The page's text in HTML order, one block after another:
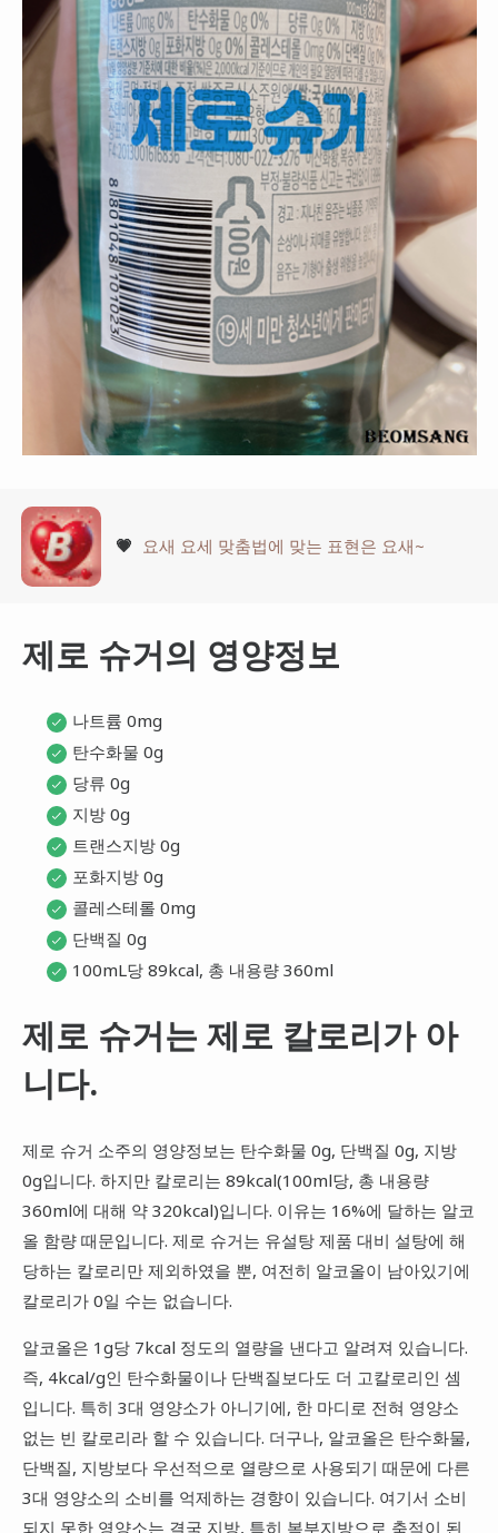
💗 요새 요세 맞춤법에 맞는 표현은 요새~
제로 슈거의 영양정보
나트륨 0mg
탄수화물 0g
당류 0g
지방 0g
트랜스지방 0g
포화지방 0g
콜레스테롤 0mg
단백질 0g
100mL당 89kcal, 총 내용량 360ml
제로 슈거는 제로 칼로리가 아
니다.
제로 슈거 소주의 영양정보는 탄수화물 0g, 단백질 0g, 지방
0g입니다. 하지만 칼로리는 89kcal(100ml당, 총 내용량
360ml에 대해 약 320kcal)입니다. 이유는 16%에 달하는 알코
올 함량 때문입니다. 제로 슈거는 유설탕 제품 대비 설탕에 해
당하는 칼로리만 제외하였을 뿐, 여전히 알코올이 남아있기에
칼로리가 0일 수는 없습니다.
알코올은 1g당 7kcal 정도의 열량을 낸다고 알려져 있습니다.
즉, 4kcal/g인 탄수화물이나 단백질보다도 더 고칼로리인 셈
입니다. 특히 3대 영양소가 아니기에, 한 마디로 전혀 영양소
없는 빈 칼로리라 할 수 있습니다. 더구나, 알코올은 탄수화물,
단백질, 지방보다 우선적으로 열량으로 사용되기 때문에 다른
3대 영양소의 소비를 억제하는 경향이 있습니다. 여기서 소비
되지 못한 영양소는 결국 지방, 특히 복부지방으로 축적이 된